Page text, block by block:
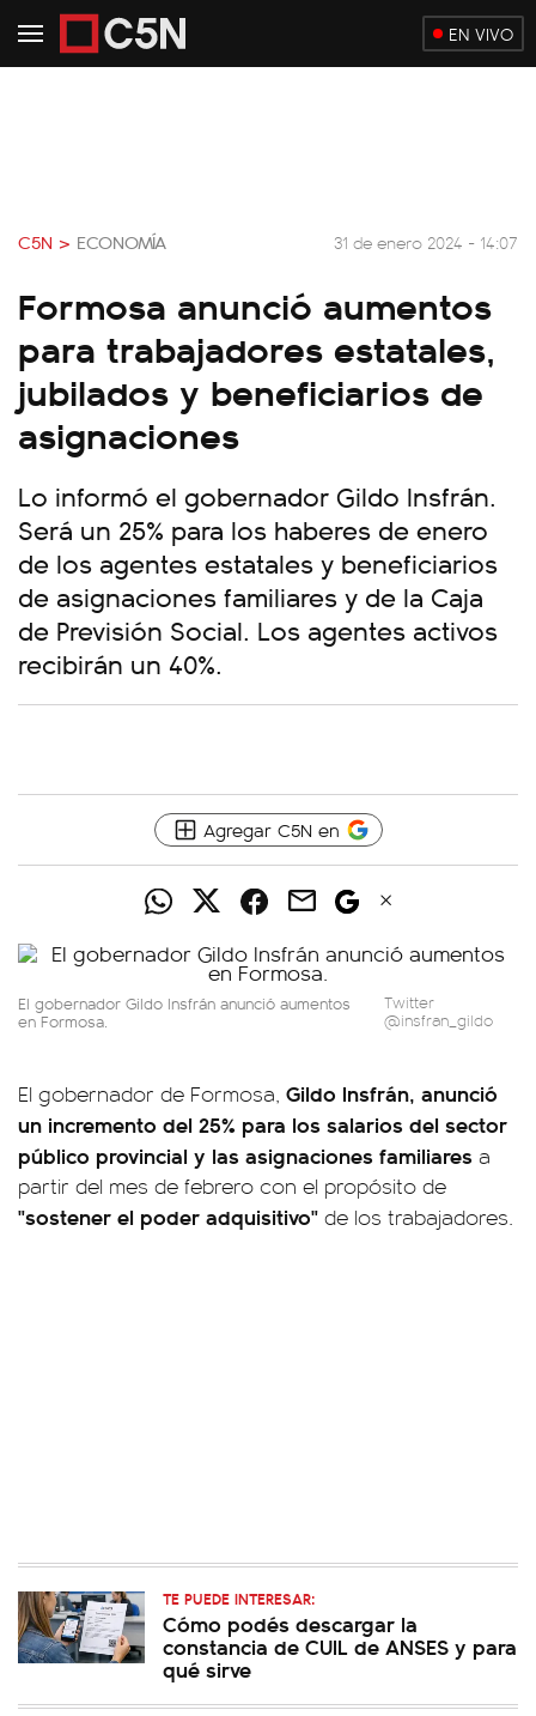
EN VIVO
C5N > ECONOMÍA 31 de enero 2024 - 14:07
Formosa anunció aumentos
para trabajadores estatales,
jubilados y beneficiarios de
asignaciones
Lo informó el gobernador Gildo Insfrán.
Será un 25% para los haberes de enero
de los agentes estatales y beneficiarios
de asignaciones familiares y de la Caja
de Previsión Social. Los agentes activos
recibirán un 40%.
Agregar C5N en
El gobernador Gildo Insfrán anunció aumentos
en Formosa.
Twitter
@insfran_gildo
El gobernador de Formosa, Gildo Insfrán, anunció
un incremento del 25% para los salarios del sector
público provincial y las asignaciones familiares a
partir del mes de febrero con el propósito de
"sostener el poder adquisitivo" de los trabajadores.
TE PUEDE INTERESAR:
Cómo podés descargar la
constancia de CUIL de ANSES y para
qué sirve